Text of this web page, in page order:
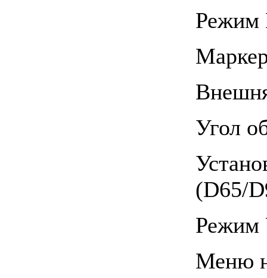
Режим
Угол
(D65/
Режим
Меню